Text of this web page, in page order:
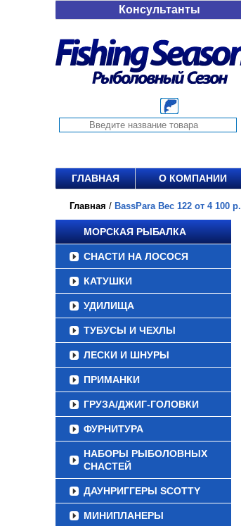
Консультанты
ГЛАВНАЯ О КОМПАНИИ
Главная / BassPara Вес 122 от 4 100 р.
МОРСКАЯ РЫБАЛКА
СНАСТИ НА ЛОСОСЯ
КАТУШКИ
УДИЛИЩА
ТУБУСЫ И ЧЕХЛЫ
ЛЕСКИ И ШНУРЫ
ПРИМАНКИ
ГРУЗА/ДЖИГ-ГОЛОВКИ
ФУРНИТУРА
НАБОРЫ РЫБОЛОВНЫХ
СНАСТЕЙ
ДАУНРИГГЕРЫ SCOTTY
МИНИПЛАНЕРЫ